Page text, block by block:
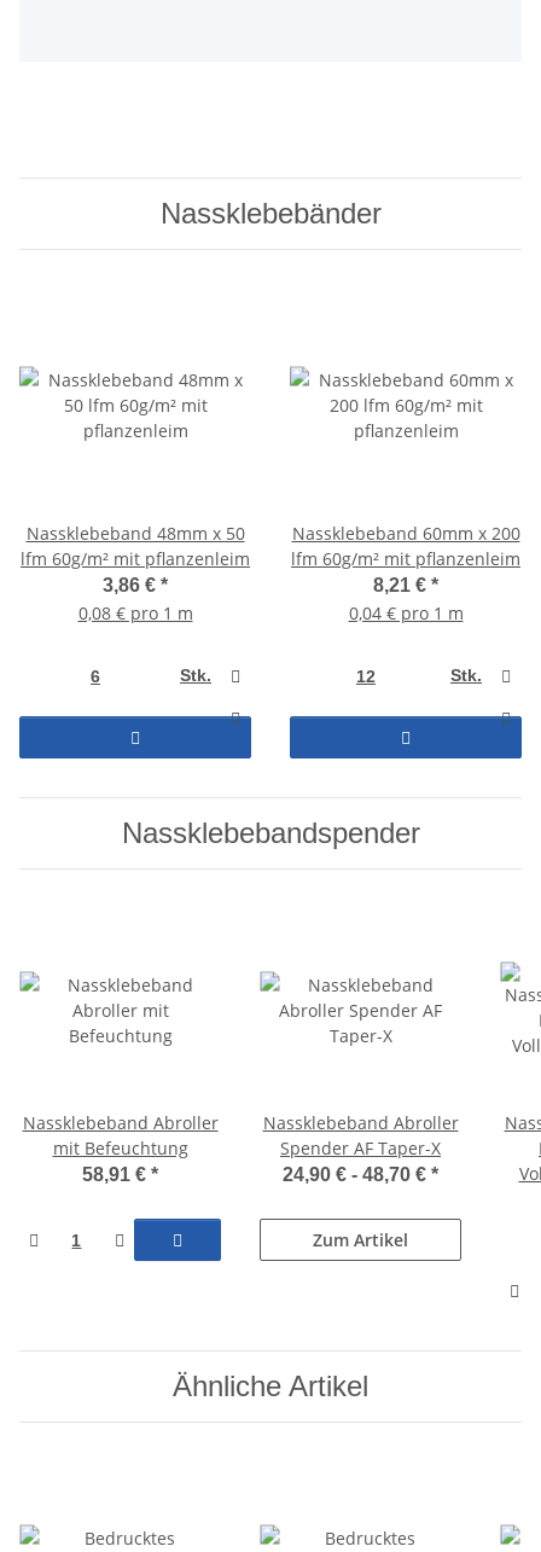
Nassklebebänder
Nassklebeband 48mm x 50
lfm 60g/m² mit pflanzenleim
3,86 € *
0,08 € pro 1 m
Stk.
Nassklebeband 60mm x 200
lfm 60g/m² mit pflanzenleim
8,21 € *
0,04 € pro 1 m
Stk.
Nassklebebandspender
Nassklebeband Abroller
mit Befeuchtung
58,91 € *
Nassklebeband Abroller
Spender AF Taper-X
24,90 € - 48,70 € *
Zum Artikel
Ähnliche Artikel